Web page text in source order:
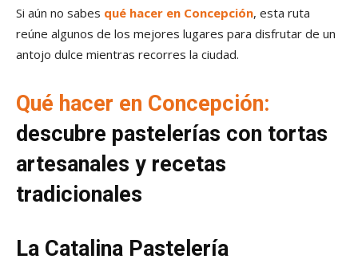
Si aún no sabes qué hacer en Concepción, esta ruta
reúne algunos de los mejores lugares para disfrutar de un
antojo dulce mientras recorres la ciudad.
Qué hacer en Concepción:
descubre pastelerías con tortas
artesanales y recetas
tradicionales
La Catalina Pastelería